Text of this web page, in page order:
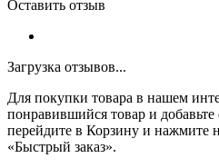
Оставить отзыв
Загрузка отзывов...
Для покупки товара в нашем
понравившийся товар и добавьте
перейдите в Корзину и нажмите
«Быстрый заказ».